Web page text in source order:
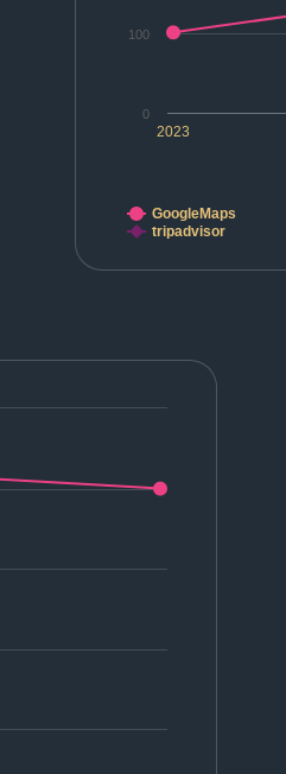
2023
0
100
GoogleMaps
tripadvisor